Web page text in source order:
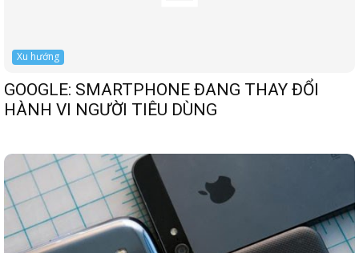
Xu hướng
GOOGLE: SMARTPHONE ĐANG THAY ĐỔI
HÀNH VI NGƯỜI TIÊU DÙNG